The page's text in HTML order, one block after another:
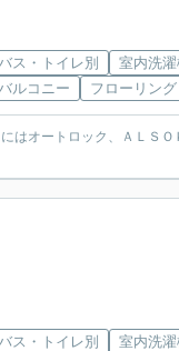
ス・トイレ別 室内洗
ルコニー
フローリング
はオートロック、ＡＬＳ
ス・トイレ別 室内洗